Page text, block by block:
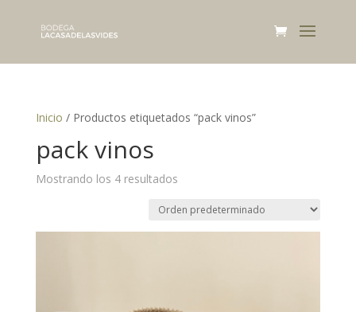
Inicio / Productos etiquetados “pack vinos”
pack vinos
Mostrando los 4 resultados